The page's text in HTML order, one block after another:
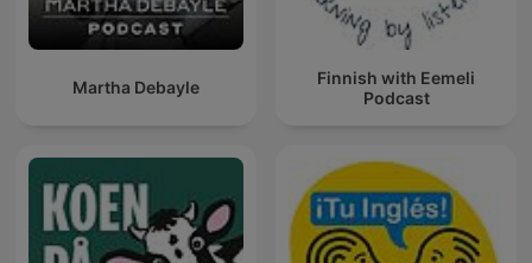
Martha Debayle
Finnish with Eemeli
Podcast